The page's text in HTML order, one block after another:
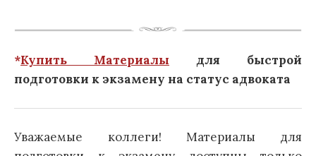
*Купить Материалы для быстрой
подготовки к экзамену на статус адвоката
Уважаемые коллеги! Материалы для